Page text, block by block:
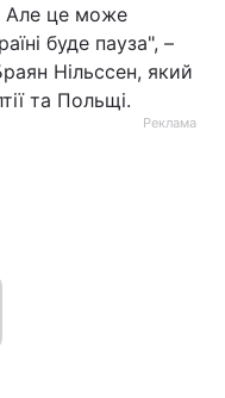
Але це може
буде пауза", –
Нільссен, який
та Польщі.
Реклама